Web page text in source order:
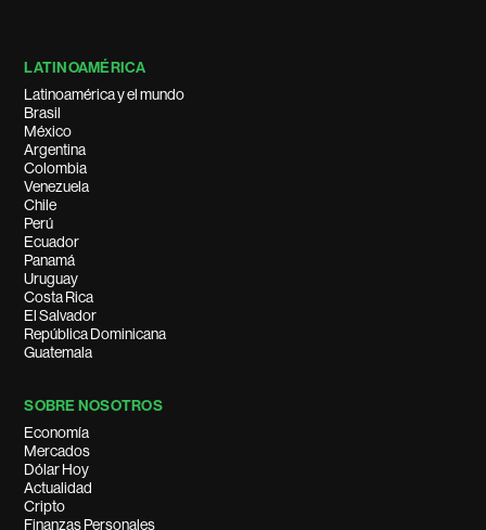
LATINOAMÉRICA
Latinoamérica y el mundo
Brasil
México
Argentina
Colombia
Venezuela
Chile
Perú
Ecuador
Panamá
Uruguay
Costa Rica
El Salvador
República Dominicana
Guatemala
SOBRE NOSOTROS
Economía
Mercados
Dólar Hoy
Actualidad
Cripto
Finanzas Personales